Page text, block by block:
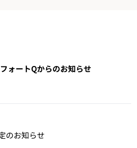
ォートQからのお知らせ
のお知らせ